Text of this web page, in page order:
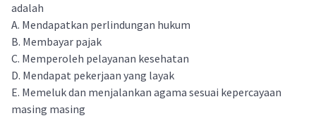
adalah
A. Mendapatkan perlindungan hukum
B. Membayar pajak
C. Memperoleh pelayanan kesehatan
D. Mendapat pekerjaan yang layak
E. Memeluk dan menjalankan agama sesuai kepercayaan
masing masing